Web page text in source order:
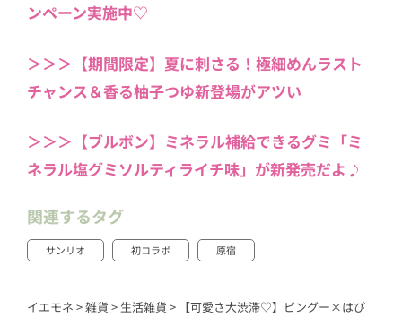
ンペーン実施中♡
＞＞＞【期間限定】夏に刺さる！極細めんラスト
チャンス＆香る柚子つゆ新登場がアツい
＞＞＞【ブルボン】ミネラル補給できるグミ「ミ
ネラル塩グミソルティライチ味」が新発売だよ♪
関連するタグ
サンリオ 初コラボ 原宿
イエモネ >雑貨 > 生活雑貨 > 【可愛さ大渋滞♡】ピングー×はぴ